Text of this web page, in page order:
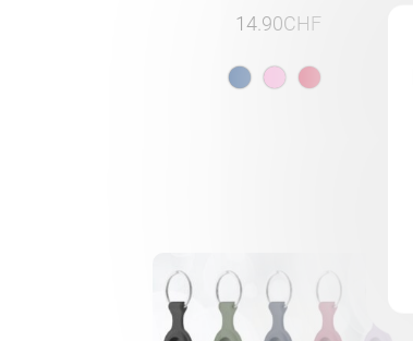
14.90CHF